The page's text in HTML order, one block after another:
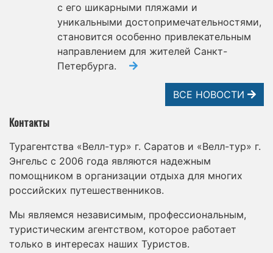
с его шикарными пляжами и
уникальными достопримечательностями,
становится особенно привлекательным
направлением для жителей Санкт-
Петербурга.
ВСЕ НОВОСТИ
Контакты
Турагентства «Велл-тур» г. Саратов и «Велл-тур» г.
Энгельс с 2006 года являются надежным
помощником в организации отдыха для многих
российских путешественников.
Мы являемся независимым, профессиональным,
туристическим агентством, которое работает
только в интересах наших Туристов.